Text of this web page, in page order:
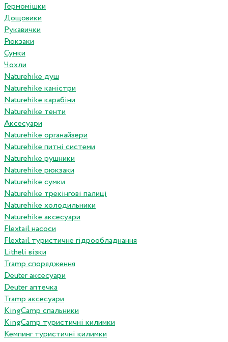
Гермомішки
Дощовики
Рукавички
Рюкзаки
Сумки
Чохли
Naturehike душ
Naturehike каністри
Naturehike карабіни
Naturehike тенти
Аксесуари
Naturehike органайзери
Naturehike питні системи
Naturehike рушники
Naturehike рюкзаки
Naturehike сумки
Naturehike трекінгові палиці
Naturehike холодильники
Naturehike аксесуари
Flextail насоси
Flextail туристичне гідрообладнання
Litheli візки
Tramp спорядження
Deuter аксесуари
Deuter аптечка
Tramp аксесуари
KingCamp спальники
KingCamp туристичні килимки
Кемпинг туристичні килимки